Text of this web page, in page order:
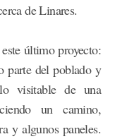
de Linares.
último proyecto:
parte del poblado y
visitable de una
un camino,
y algunos paneles.